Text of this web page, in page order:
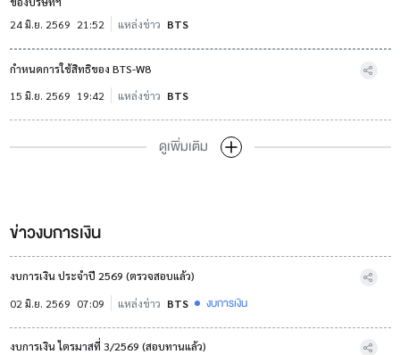
24 มิ.ย. 2569 21:52 แหล่งข่าว BTS
กำหนดการใช้สิทธิของ BTS-W8
15 มิ.ย. 2569 19:42 แหล่งข่าว BTS
ดูเพิ่มเติม
ข่าวงบการเงิน
งบการเงิน ประจำปี 2569 (ตรวจสอบแล้ว)
02 มิ.ย. 2569 07:09 แหล่งข่าว BTS งบการเงิน
งบการเงิน ไตรมาสที่ 3/2569 (สอบทานแล้ว)